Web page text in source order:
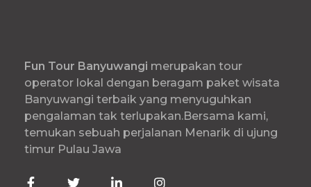
Fun Tour Banyuwangi merupakan tour
operator lokal dengan beragam paket wisata
Banyuwangi terbaik yang menyuguhkan
pengalaman tak terlupakan.Bersama kami,
temukan sebuah perjalanan Menarik di ujung
timur Pulau Jawa